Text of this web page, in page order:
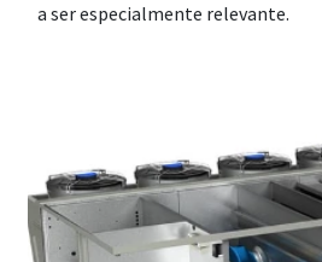
a ser especialmente relevante.